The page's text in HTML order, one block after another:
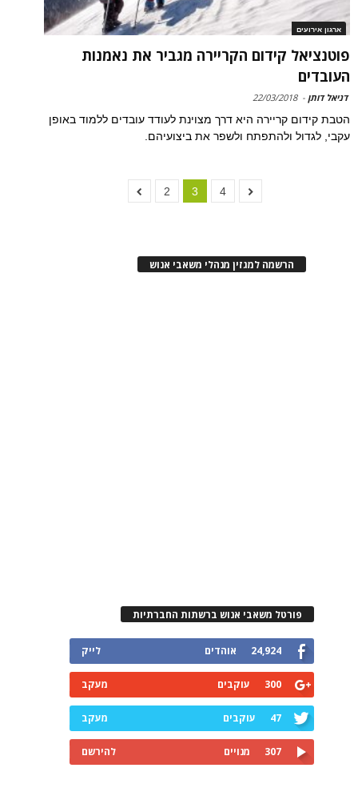
ארגון אירועים
פוטנציאל קידום הקריירה מגביר את נאמנות
העובדים
דניאל דותן -
22/03/2018
הטבת קידום קריירה היא דרך מצוינת לעודד עובדים ללמוד באופן
עקבי, לגדול ולהתפתח ולשפר את ביצועיהם.
2 3 4
הרשמה למגזין מנהלי משאבי אנוש
פורטל משאבי אנוש ברשתות החברתיות
24,924 אוהדים לייק
300 עוקבים מעקב
47 עוקבים מעקב
307 מנויים להירשם